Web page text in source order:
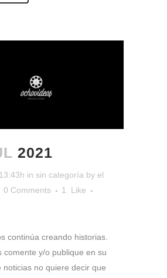
2021
in sin categoría by el
0 Comments 1
Like
continúa creando historias.
comente y/o publique en su
noticias no quiere decir que